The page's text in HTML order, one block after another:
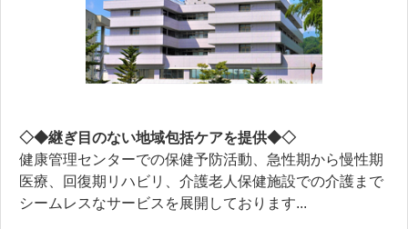
◇◆継ぎ目のない地域包括ケアを提供◆◇
健康管理センターでの保健予防活動、急性期から慢性期
医療、回復期リハビリ、介護老人保健施設での介護まで
シームレスなサービスを展開しております...